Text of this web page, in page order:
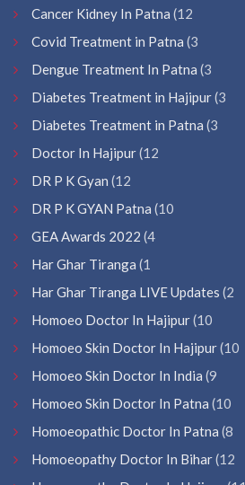
Cancer Kidney In Patna (12
Covid Treatment in Patna (3
Dengue Treatment In Patna (3
Diabetes Treatment in Hajipur(3
Diabetes Treatment in Patna (3
Doctor In Hajipur(12
DR P K Gyan (12
DR P K GYAN Patna (10
GEA Awards 2022 (4
Har Ghar Tiranga (1
Har Ghar Tiranga LIVE Updates (2
Homoeo Doctor In Hajipur(10
Homoeo Skin Doctor In Hajipur(10
Homoeo Skin Doctor In India (9
Homoeo Skin Doctor In Patna (10
Homoeopathic Doctor In Patna (8
Homoeopathy Doctor In Bihar(12